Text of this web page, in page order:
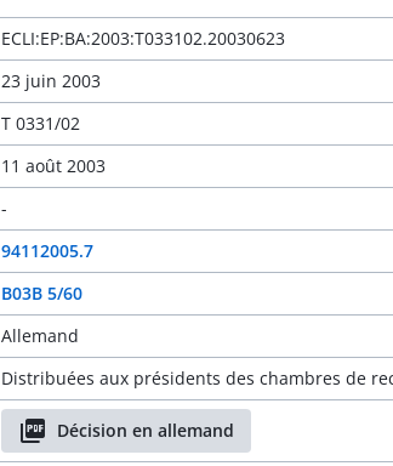
ECLI:EP:BA:2003:T033102.20030623
23 juin 2003
T 0331/02
11 août 2003
-
94112005.7
B03B 5/60
Allemand
Distribuées aux présidents des chambres de
Décision en allemand